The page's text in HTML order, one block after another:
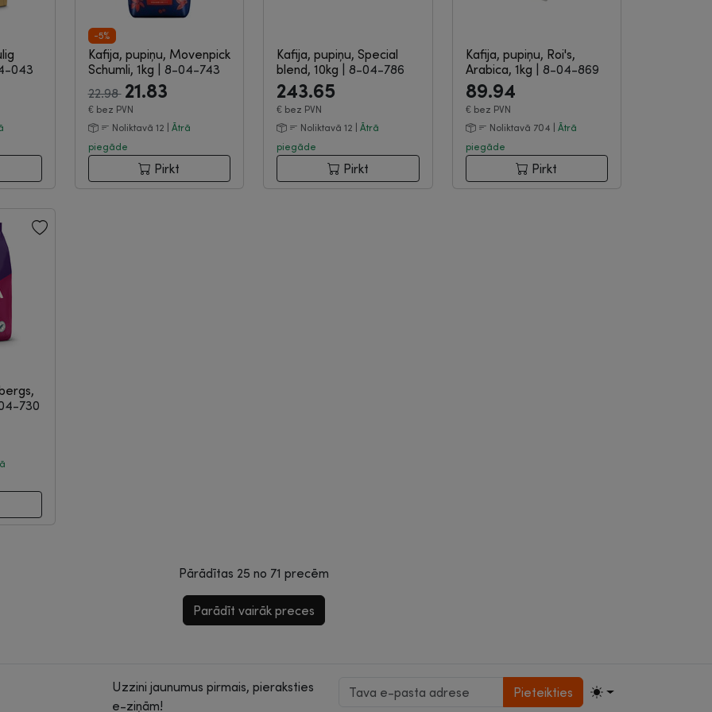
043
-5%
Kafija, pupiņu, Movenpick
Schumli, 1kg
8-04-743
22.98 21.83
€ bez PVN
Noliktavā 12 | Ātrā
piegāde
Pirkt
Kafija, pupiņu, Special
blend, 10kg
8-04-786
243.65
€ bez PVN
Noliktavā 12 | Ātrā
piegāde
Pirkt
Kafija, pupiņu, Roi's,
Arabica, 1kg
8-04-869
89.94
€ bez PVN
Noliktavā 704 | Ātrā
piegāde
Pirkt
730
Pārādītas 25 no 71 precēm
Parādīt vairāk preces
Uzzini jaunumus pirmais, pieraksties
e-ziņām!
Pieteikties